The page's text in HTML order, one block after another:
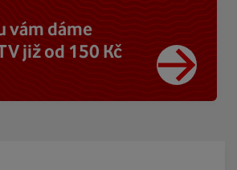
vám dáme
již od 150 Kč